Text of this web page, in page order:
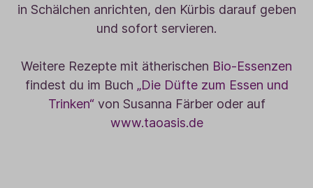
in Schälchen anrichten, den Kürbis darauf geben
und sofort servieren.
Weitere Rezepte mit ätherischen Bio-Essenzen
findest du im Buch „Die Düfte zum Essen und
Trinken“von Susanna Färber oder auf
www.taoasis.de